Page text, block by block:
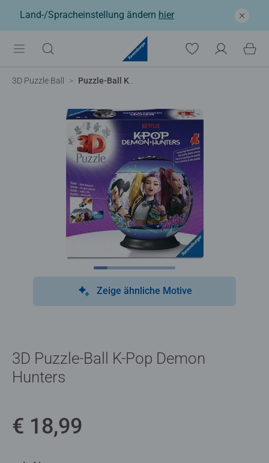
Land-/Spracheinstellung ändern hier
3D Puzzle Ball Puzzle-Ball K-Pop Demon Hunters
Zeige ähnliche Motive
3D Puzzle-Ball K-Pop Demon
Hunters
€ 18,99